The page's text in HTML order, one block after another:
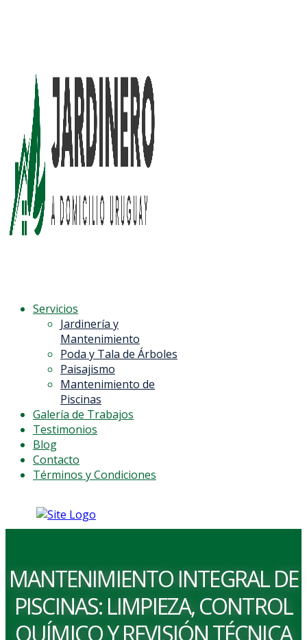
Servicios
Jardinería y
Mantenimiento
Poda y Tala de Árboles
Paisajismo
Mantenimiento de
Piscinas
Galería de Trabajos
Testimonios
Blog
Contacto
Términos y Condiciones
MANTENIMIENTO INTEGRAL DE
PISCINAS: LIMPIEZA, CONTROL
QUÍMICO Y REVISIÓN TÉCNICA